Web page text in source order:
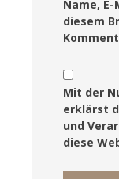
Name,
diesem
Mit der
erklärst
und
diese